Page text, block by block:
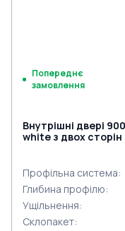
Попереднє
замовлення
Внутрішні двері
white з двох сторін
Профільна система:
Глибина профілю:
Ущільнення:
Склопакет: